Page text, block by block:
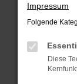
Beim
Hier sind
Impressum
Folgende
Diese